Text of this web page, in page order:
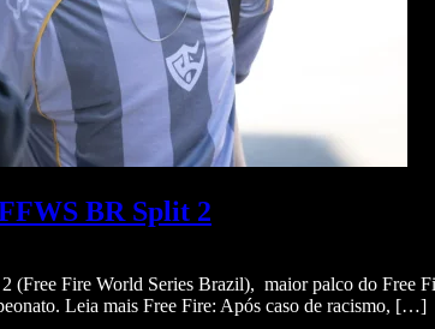
BR Split 2
Fire World Series Brazil), maior palco do Free
Leia mais Free Fire: Após caso de racismo, […]